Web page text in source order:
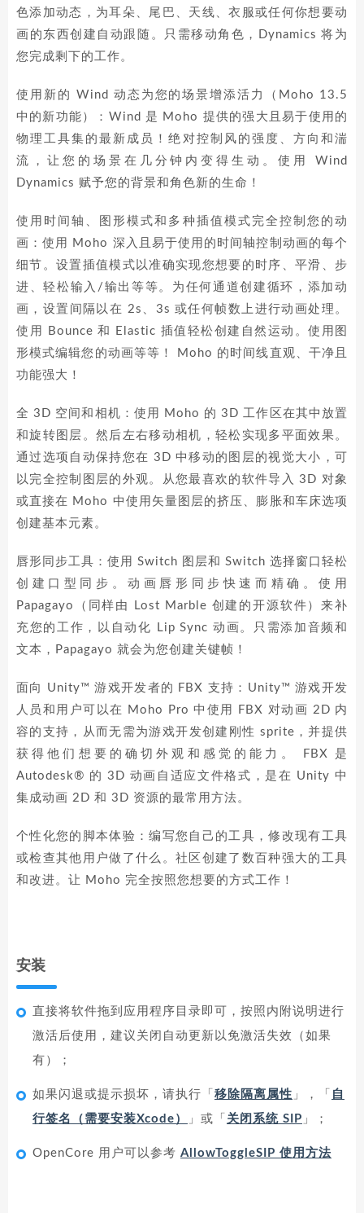
色添加动态，为耳朵、尾巴、天线、衣服或任何你想要动
画的东西创建自动跟随。只需移动角色，Dynamics 将为
您完成剩下的工作。
使用新的 Wind 动态为您的场景增添活力（Moho 13.5
中的新功能）：Wind 是 Moho 提供的强大且易于使用的
物理工具集的最新成员！绝对控制风的强度、方向和湍
流，让您的场景在几分钟内变得生动。使用 Wind
Dynamics 赋予您的背景和角色新的生命！
使用时间轴、图形模式和多种插值模式完全控制您的动
画：使用 Moho 深入且易于使用的时间轴控制动画的每个
细节。设置插值模式以准确实现您想要的时序、平滑、步
进、轻松输入/输出等等。为任何通道创建循环，添加动
画，设置间隔以在 2s、3s 或任何帧数上进行动画处理。
使用 Bounce 和 Elastic 插值轻松创建自然运动。使用图
形模式编辑您的动画等等！ Moho 的时间线直观、干净且
功能强大！
全 3D 空间和相机：使用 Moho 的 3D 工作区在其中放置
和旋转图层。然后左右移动相机，轻松实现多平面效果。
通过选项自动保持您在 3D 中移动的图层的视觉大小，可
以完全控制图层的外观。从您最喜欢的软件导入 3D 对象
或直接在 Moho 中使用矢量图层的挤压、膨胀和车床选项
创建基本元素。
唇形同步工具：使用 Switch 图层和 Switch 选择窗口轻松
创建口型同步。动画唇形同步快速而精确。使用
Papagayo（同样由 Lost Marble 创建的开源软件）来补
充您的工作，以自动化 Lip Sync 动画。只需添加音频和
文本，Papagayo 就会为您创建关键帧！
面向 Unity™ 游戏开发者的 FBX 支持：Unity™ 游戏开发
人员和用户可以在 Moho Pro 中使用 FBX 对动画 2D 内
容的支持，从而无需为游戏开发创建刚性 sprite，并提供
获得他们想要的确切外观和感觉的能力。 FBX 是
Autodesk® 的 3D 动画自适应文件格式，是在 Unity 中
集成动画 2D 和 3D 资源的最常用方法。
个性化您的脚本体验：编写您自己的工具，修改现有工具
或检查其他用户做了什么。社区创建了数百种强大的工具
和改进。让 Moho 完全按照您想要的方式工作！
安装
直接将软件拖到应用程序目录即可，按照内附说明进行
激活后使用，建议关闭自动更新以免激活失效（如果
有）；
如果闪退或提示损坏，请执行「 移除隔离属性 」，「 自
行签名（需要安装Xcode）
」或「 关闭系统 SIP 」；
OpenCore 用户可以参考 AllowToggleSIP 使用方法